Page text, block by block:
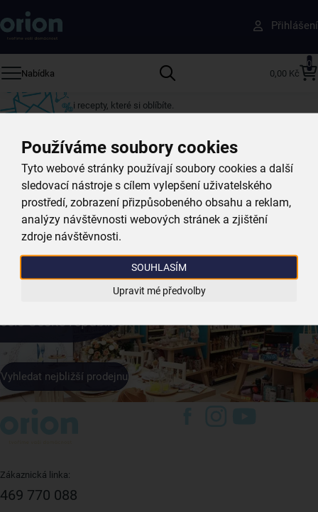
Používáme soubory cookies
Tyto webové stránky používají soubory cookies a další
sledovací nástroje s cílem vylepšení uživatelského
prostředí, zobrazení přizpůsobeného obsahu a reklam,
analýzy návštěvnosti webových stránek a zjištění
zdroje návštěvnosti.
SOUHLASÍM
Upravit mé předvolby
Přihlášení
Nabídka
0
0,00 Kč
Získejte rady, recepty a tipy na slevy dřív než
ostatní
Přihlaste se k odběru našeho newsletteru.
i recepty, které si oblíbíte.
Váš e-mail
Přihlásit k odběru
Moderní prodejny a
celé České republice
Vyhledat nejbližší prodejnu
Zákaznická linka:
469 770 088